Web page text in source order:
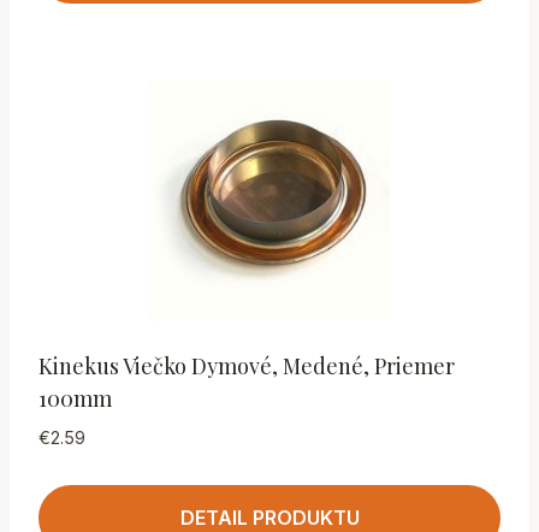
Kinekus Viečko Dymové, Medené, Priemer
100mm
€2.59
DETAIL PRODUKTU